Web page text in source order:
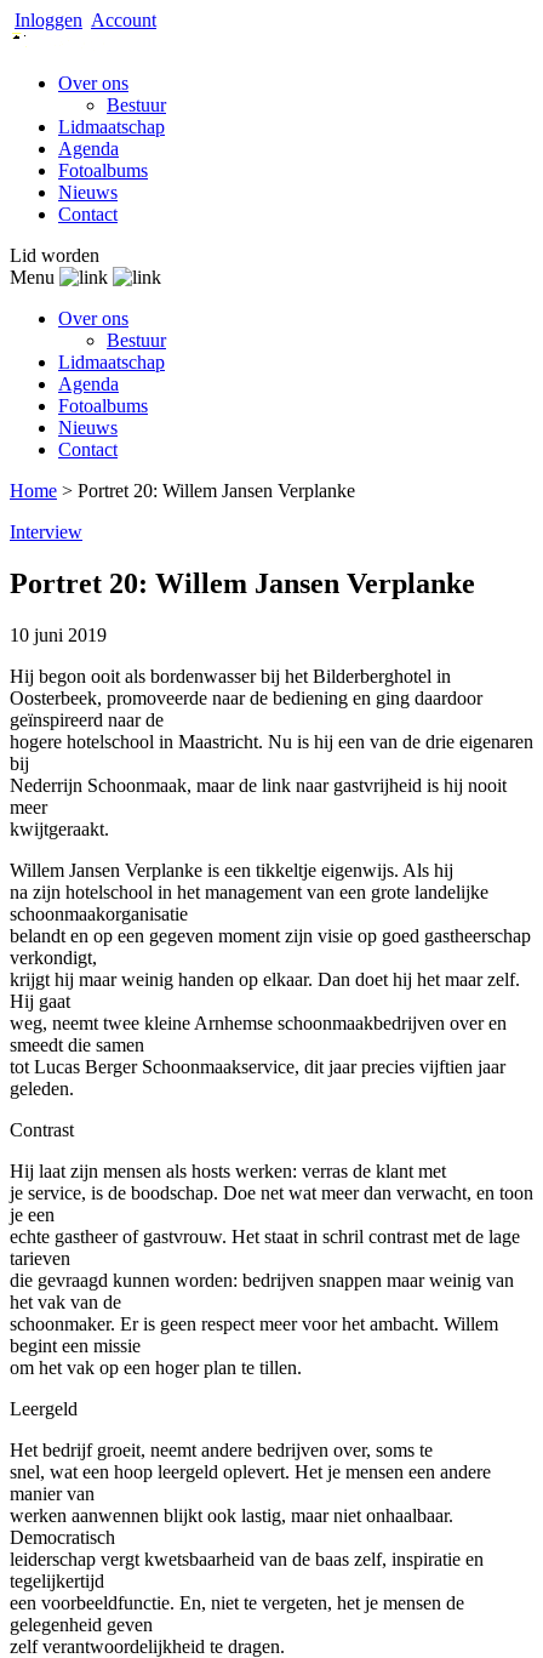
Inloggen Account
Over ons
Bestuur
Lidmaatschap
Agenda
Fotoalbums
Nieuws
Contact
Lid worden
Menu
Over ons
Bestuur
Lidmaatschap
Agenda
Fotoalbums
Nieuws
Contact
Home > Portret 20: Willem Jansen Verplanke
Interview
Portret 20: Willem Jansen Verplanke
10 juni 2019
Hij begon ooit als bordenwasser bij het Bilderberghotel in
Oosterbeek, promoveerde naar de bediening en ging daardoor
geïnspireerd naar de
hogere hotelschool in Maastricht. Nu is hij een van de drie eigenaren
bij
Nederrijn Schoonmaak, maar de link naar gastvrijheid is hij nooit
meer
kwijtgeraakt.
Willem Jansen Verplanke is een tikkeltje eigenwijs. Als hij
na zijn hotelschool in het management van een grote landelijke
schoonmaakorganisatie
belandt en op een gegeven moment zijn visie op goed gastheerschap
verkondigt,
krijgt hij maar weinig handen op elkaar. Dan doet hij het maar zelf.
Hij gaat
weg, neemt twee kleine Arnhemse schoonmaakbedrijven over en
smeedt die samen
tot Lucas Berger Schoonmaakservice, dit jaar precies vijftien jaar
geleden.
Contrast
Hij laat zijn mensen als hosts werken: verras de klant met
je service, is de boodschap. Doe net wat meer dan verwacht, en toon
je een
echte gastheer of gastvrouw. Het staat in schril contrast met de lage
tarieven
die gevraagd kunnen worden: bedrijven snappen maar weinig van
het vak van de
schoonmaker. Er is geen respect meer voor het ambacht. Willem
begint een missie
om het vak op een hoger plan te tillen.
Leergeld
Het bedrijf groeit, neemt andere bedrijven over, soms te
snel, wat een hoop leergeld oplevert. Het je mensen een andere
manier van
werken aanwennen blijkt ook lastig, maar niet onhaalbaar.
Democratisch
leiderschap vergt kwetsbaarheid van de baas zelf, inspiratie en
tegelijkertijd
een voorbeeldfunctie. En, niet te vergeten, het je mensen de
gelegenheid geven
zelf verantwoordelijkheid te dragen.